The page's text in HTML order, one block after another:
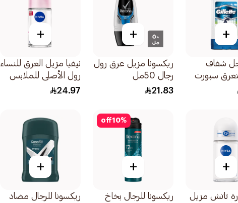
+
شفاف
سبورت
+
ريكسونا مزيل عرق رول
رجال 50مل
21.83
+
نيفيا مزيل العرق للنساء
رول الأصلي للملابس
السوداء والبيضاء
24.97
+
تاتش مزيل
10%
off
+
ريكسونا للرجال بخاخ
+
ريكسونا للرجال مضاد